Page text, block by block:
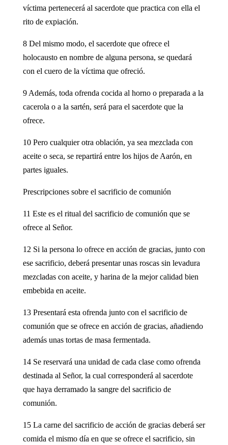
víctima pertenecerá al sacerdote que practica con ella el
rito de expiación.
8 Del mismo modo, el sacerdote que ofrece el
holocausto en nombre de alguna persona, se quedará
con el cuero de la víctima que ofreció.
9 Además, toda ofrenda cocida al horno o preparada a la
cacerola o a la sartén, será para el sacerdote que la
ofrece.
10 Pero cualquier otra oblación, ya sea mezclada con
aceite o seca, se repartirá entre los hijos de Aarón, en
partes iguales.
Prescripciones sobre el sacrificio de comunión
11 Este es el ritual del sacrificio de comunión que se
ofrece al Señor.
12 Si la persona lo ofrece en acción de gracias, junto con
ese sacrificio, deberá presentar unas roscas sin levadura
mezcladas con aceite, y harina de la mejor calidad bien
embebida en aceite.
13 Presentará esta ofrenda junto con el sacrificio de
comunión que se ofrece en acción de gracias, añadiendo
además unas tortas de masa fermentada.
14 Se reservará una unidad de cada clase como ofrenda
destinada al Señor, la cual corresponderá al sacerdote
que haya derramado la sangre del sacrificio de
comunión.
15 La carne del sacrificio de acción de gracias deberá ser
comida el mismo día en que se ofrece el sacrificio, sin